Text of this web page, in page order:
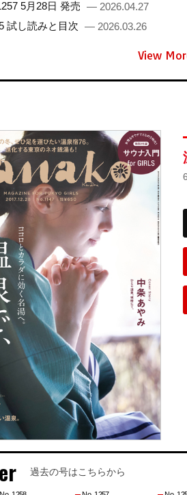
5月28日 発売 — 2026.04.27
試し読みと目次 — 2026.03.26
View
過去の号はこちらから